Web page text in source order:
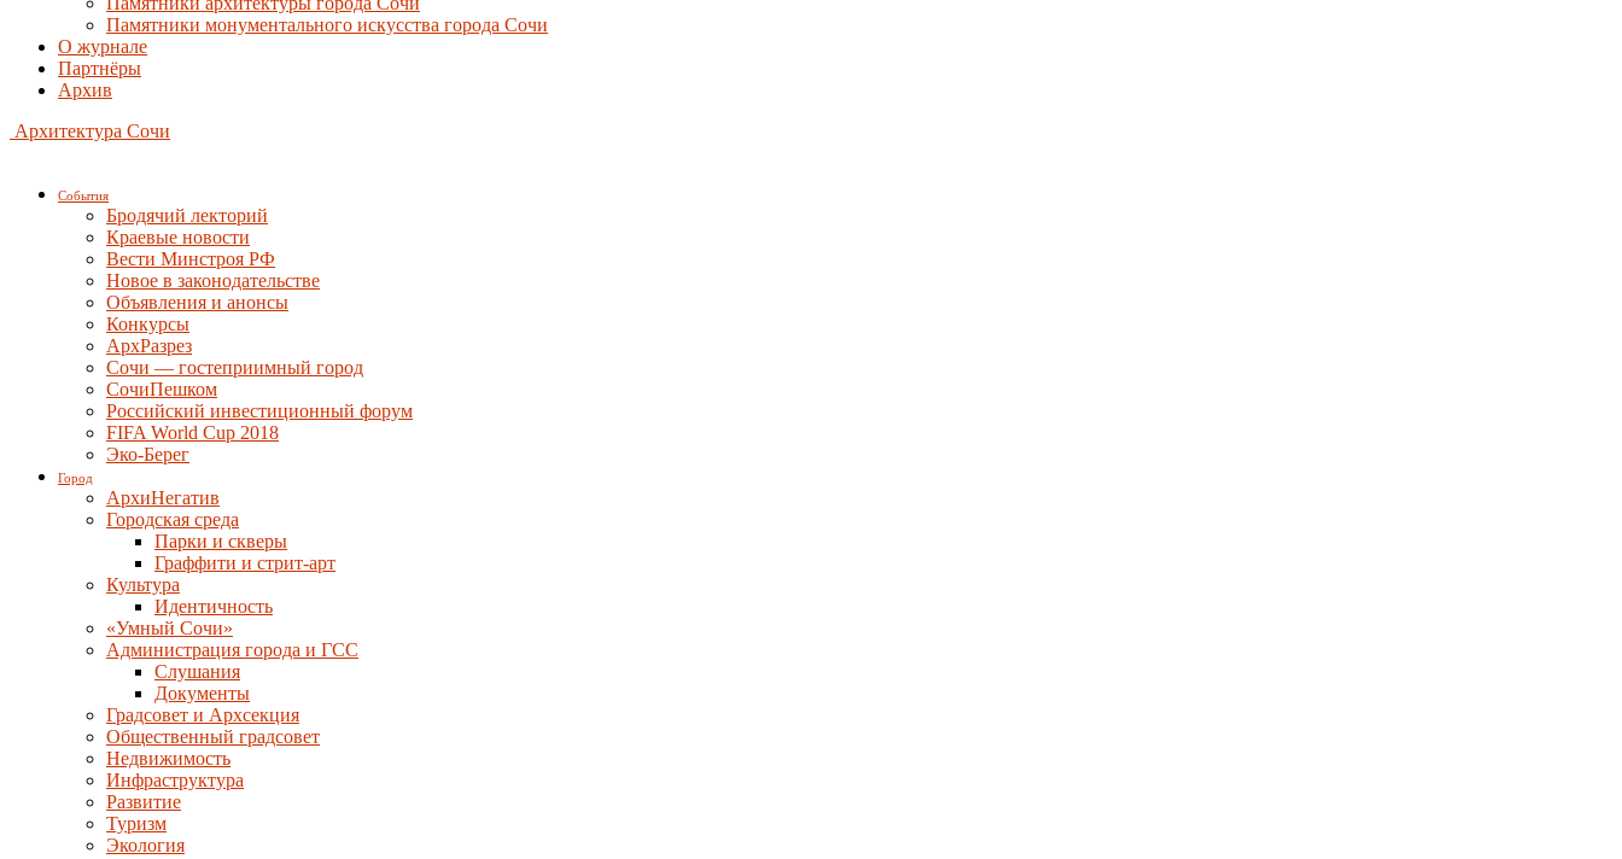
Памятники монументального искусства города Сочи
О журнале
Партнёры
Архив
Архитектура Сочи
События
Бродячий лекторий
Краевые новости
Вести Минстроя РФ
Новое в законодательстве
Объявления и анонсы
Конкурсы
АрхРазрез
Сочи — гостеприимный город
СочиПешком
Российский инвестиционный форум
FIFA World Cup 2018
Эко-Берег
Город
АрхиНегатив
Городская среда
Парки и скверы
Граффити и стрит-арт
Культура
Идентичность
«Умный Сочи»
Администрация города и ГСС
Слушания
Документы
Градсовет и Архсекция
Общественный градсовет
Недвижимость
Инфраструктура
Развитие
Туризм
Экология